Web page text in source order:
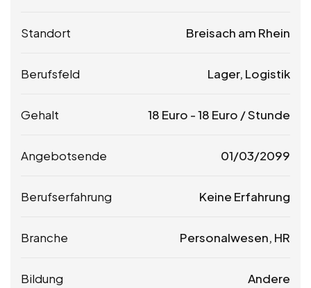
Standort Breisach am Rhein
Berufsfeld Lager, Logistik
Gehalt 18 Euro -18 Euro / Stunde
Angebotsende 01/03/2099
Berufserfahrung Keine Erfahrung
Branche Personalwesen, HR
Bildung Andere